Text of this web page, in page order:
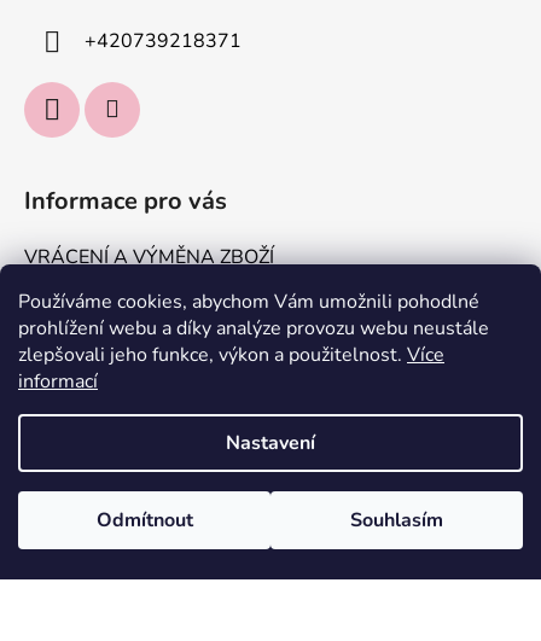
Používáme cookies, abychom Vám umožnili pohodlné
prohlížení webu a díky analýze provozu webu neustále
zlepšovali jeho funkce, výkon a použitelnost. Více
informací
Nastavení
Odmítnout Souhlasím
+420739218371
Informace pro vás
VRÁCENÍ A VÝMĚNA ZBOŽÍ
DOPRAVA A PLATBA
KONTAKTUJTE NÁS
Obchodní podmínky
Vytvořil Shoptet
Copyright 2026IT'S ME, Jakomama.cz. Všechna práva
vyhrazena.